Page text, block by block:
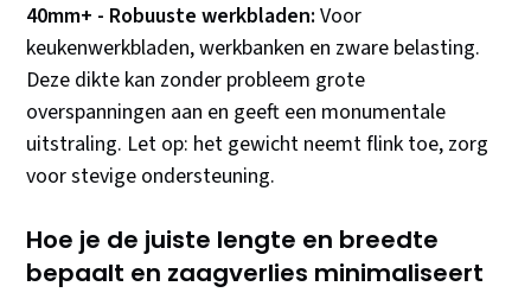
40mm+ - Robuuste werkbladen: Voor
keukenwerkbladen, werkbanken en zware belasting.
Deze dikte kan zonder probleem grote
overspanningen aan en geeft een monumentale
uitstraling. Let op: het gewicht neemt flink toe, zorg
voor stevige ondersteuning.
Hoe je de juiste lengte en breedte
bepaalt en zaagverlies minimaliseert